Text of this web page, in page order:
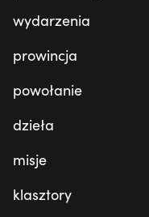
wydarzenia
prowincja
powołanie
dzieła
misje
klasztory